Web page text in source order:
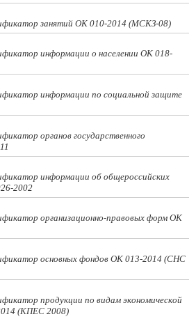
занятий ОК 010-2014 (МСКЗ-08)
информации о населении ОК 018-
информации по социальной защите
органов государственного
информации об общероссийских
2002
организационно-правовых форм ОК
основных фондов ОК 013-2014 (СНС
продукции по видам экономической
(КПЕС 2008)